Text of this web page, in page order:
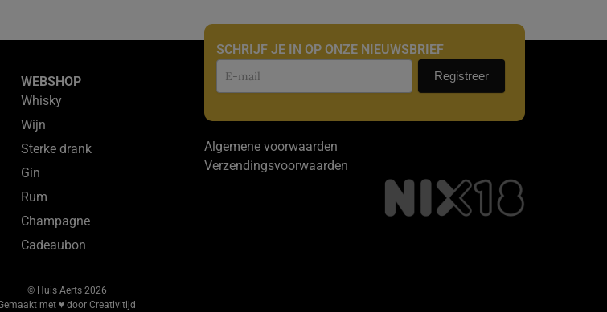
WEBSHOP
Whisky
Wijn
Sterke drank
Gin
Rum
Champagne
Cadeaubon
SCHRIJF JE IN OP ONZE NIEUWSBRIEF
Nieuwsbrief Registreer
Algemene voorwaarden
Verzendingsvoorwaarden
© Huis Aerts 2026
met ♥ door Creativitijd